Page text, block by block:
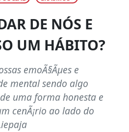
DE NÓS E
UM HÁBITO?
emoÃ§Ãµes e
mental sendo algo
uma forma honesta e
cenÃ¡rio ao lado do